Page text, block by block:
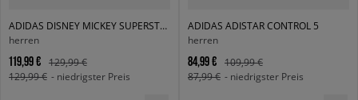
ADIDAS DISNEY MICKEY SUPERSTAR ST
herren
119,99 €
129,99 €
129,99 € - niedrigster Preis
ADIDAS ADISTAR CONTROL 5
herren
84,99 €
109,99 €
87,99 € - niedrigster Preis